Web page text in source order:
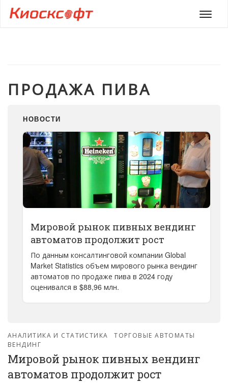
Меню
ПРОДАЖА ПИВА
НОВОСТИ
Мировой рынок пивных вендинг
автоматов продолжит рост
По данным консалтинговой компании Global
Market Statistics объем мирового рынка вендинг
автоматов по продаже пива в 2024 году
оценивался в $88,96 млн.
АНАЛИТИКА И СТАТИСТИКА
ТОРГОВЫЕ АВТОМАТЫ
ВЕНДИНГ
Мировой рынок пивных вендинг
автоматов продолжит рост